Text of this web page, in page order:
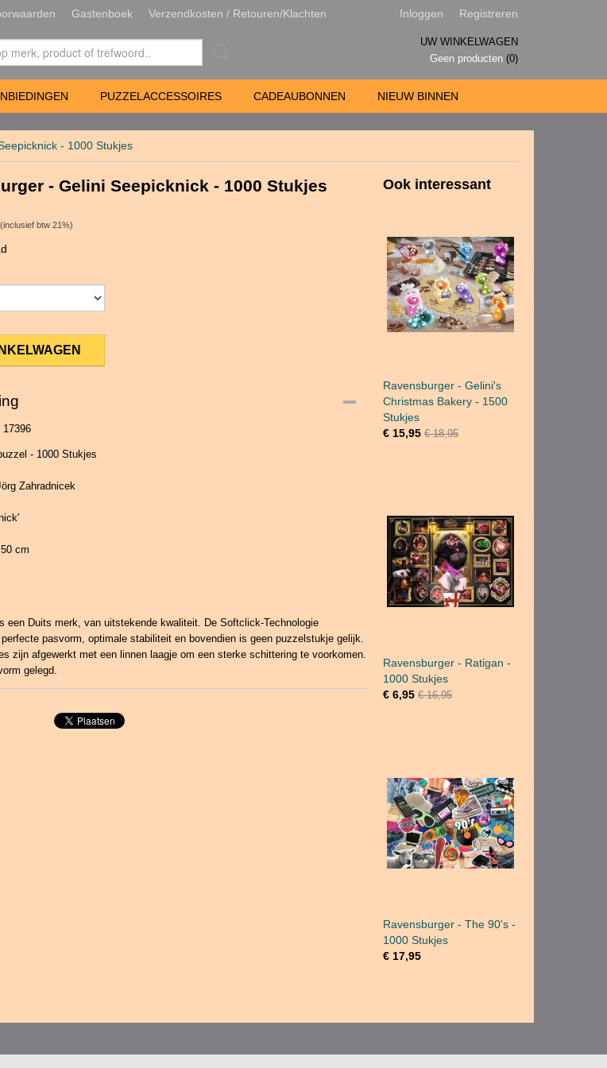
Gastenboek Verzendkosten / Retouren/Klachten Inloggen Registreren
UW WINKELWAGEN
Geen producten (0)
PUZZELACCESSOIRES CADEAUBONNEN NIEUW BINNEN
- 1000 Stukjes
- Gelini Seepicknick - 1000 Stukjes
(inclusief btw 21%)
17396
- 1000 Stukjes
Zahradnicek
cm
een Duits merk, van uitstekende kwaliteit. De Softclick-Technologie
pasvorm, optimale stabiliteit en bovendien is geen puzzelstukje gelijk.
zijn afgewerkt met een linnen laagje om een sterke schittering te voorkomen.
gelegd.
Ook interessant
Ravensburger - Gelini's
Christmas Bakery - 1500
Stukjes
€ 15,95 € 18,95
Ravensburger - Ratigan -
1000 Stukjes
€ 6,95 € 16,95
Ravensburger - The 90's -
1000 Stukjes
€ 17,95